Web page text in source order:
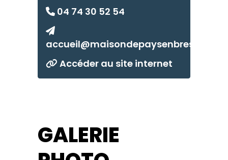
04 74 30 52 54
accueil@maisondepaysenbresse.fr
Accéder au site internet
GALERIE